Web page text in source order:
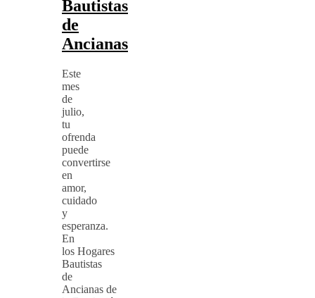
Bautistas
de
Ancianas
Este
mes
de
julio,
tu
ofrenda
puede
convertirse
en
amor,
cuidado
y
esperanza.
En
los Hogares
Bautistas
de
Ancianas de